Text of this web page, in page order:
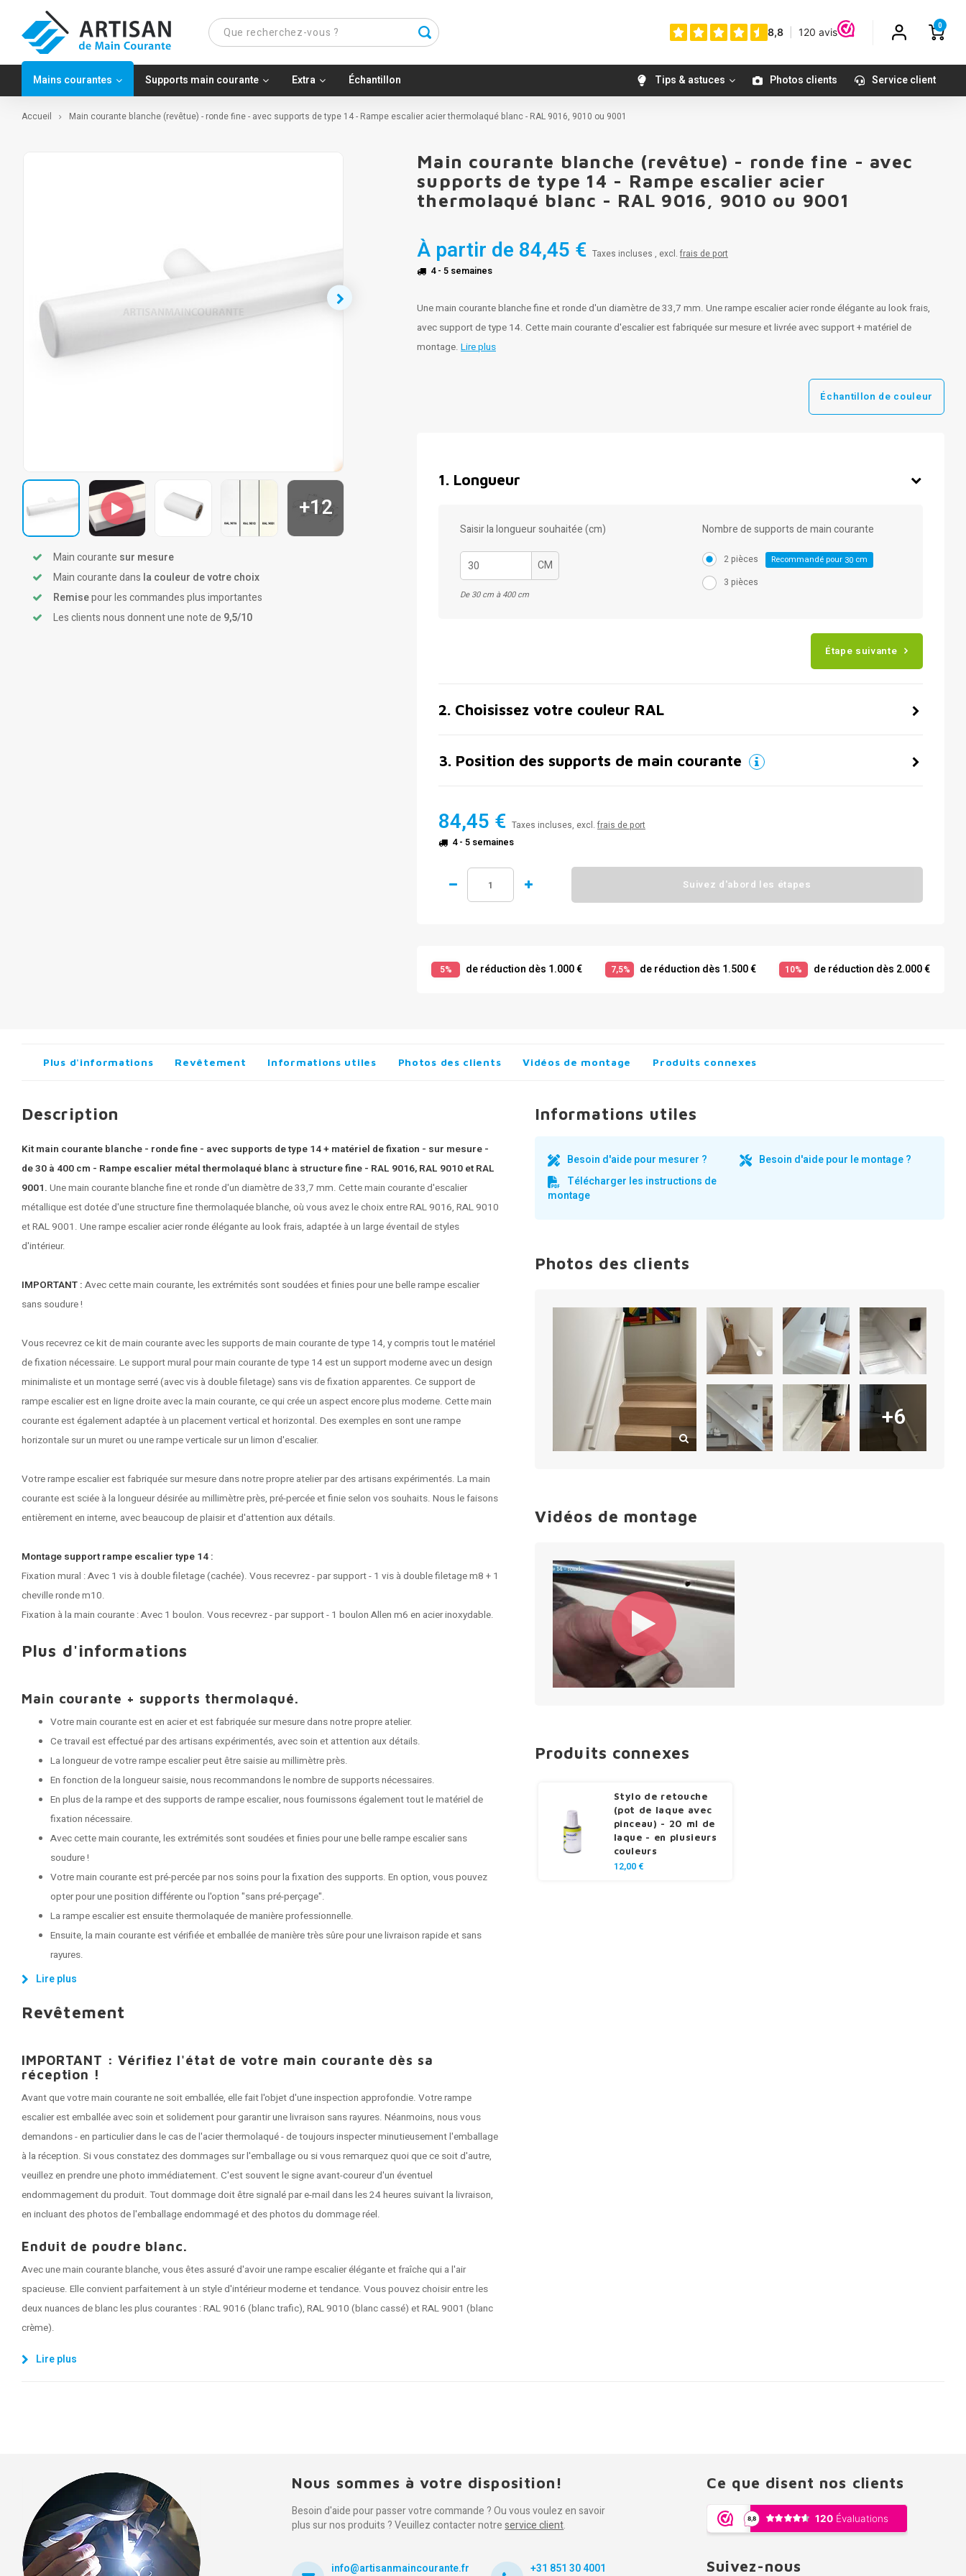
0
Mains courantes Supports main courante Extra Échantillon Tips & astuces Photos clients Service client
Accueil Main courante blanche (revêtue) - ronde fine - avec supports de type 14 - Rampe escalier acier thermolaqué blanc - RAL 9016, 9010 ou 9001
+12
Main courante sur mesure
Main courante dans la couleur de votre choix
Remisepour les commandes plus importantes
Les clients nous donnent une note de 9,5/10
Main courante blanche (revêtue) - ronde fine - avec
supports de type 14 - Rampe escalier acier
thermolaqué blanc - RAL 9016, 9010 ou 9001
À partir de 84,45 € Taxes incluses , excl. frais de port
4 - 5 semaines
Une main courante blanche fine et ronde d'un diamètre de 33,7 mm. Une rampe escalier acier ronde élégante au look frais,
avec support de type 14. Cette main courante d'escalier est fabriquée sur mesure et livrée avec support + matériel de
montage. Lire plus
Échantillon de couleur
1. Longueur
Saisir la longueur souhaitée (cm)
CM
De 30 cm à 400 cm
Nombre de supports de main courante
2 pièces Recommandé pour 30 cm
3 pièces
Étape suivante
2. Choisissez votre couleur RAL
3. Position des supports de main courante
84,45 € Taxes incluses, excl. frais de port
4 - 5 semaines
Suivez d'abord les étapes
5% de réduction dès 1.000 € 7,5% de réduction dès 1.500 € 10% de réduction dès 2.000 €
Plus d'informations Revêtement Informations utiles Photos des clients Vidéos de montage Produits connexes
Description
Kit main courante blanche - ronde fine - avec supports de type 14 + matériel de fixation - sur mesure -
de 30 à 400 cm - Rampe escalier métal thermolaqué blanc à structure fine - RAL 9016, RAL 9010 et RAL
9001. Unemain courante blanchefine et ronde d'un diamètre de 33,7 mm. Cette main courante d'escalier
métallique est dotée d'une structure fine thermolaquée blanche, où vous avez le choix entre RAL 9016, RAL 9010
et RAL 9001. Une rampe escalier acier ronde élégante au look frais, adaptée à un large éventail de styles
d'intérieur.
IMPORTANT : Avec cette main courante, les extrémités sont soudées et finies pour une belle rampe escalier
sans soudure !
Vous recevrez ce kit de main courante avec les supports de main courante de type 14, y compris tout le matériel
de fixation nécessaire. Le support mural pour main courante de type 14 est un support moderne avec un design
minimaliste et un montage serré (avec vis à double filetage) sans vis de fixation apparentes. Ce support de
rampe escalier est en ligne droite avec la main courante, ce qui crée un aspect encore plus moderne. Cette main
courante est également adaptée à un placement vertical et horizontal. Des exemples en sont une rampe
horizontale sur un muret ou une rampe verticale sur un limon d'escalier.
Votre rampe escalier est fabriquée sur mesure dans notre propre atelier par des artisans expérimentés. La main
courante est sciée à la longueur désirée au millimètre près, pré-percée et finie selon vos souhaits. Nous le faisons
entièrement en interne, avec beaucoup de plaisir et d'attention aux détails.
Montage support rampe escalier type 14 :
Fixation mural : Avec 1 vis à double filetage (cachée). Vous recevrez - par support - 1 vis à double filetage m8 + 1
cheville ronde m10.
Fixation à la main courante : Avec 1 boulon. Vous recevrez - par support - 1 boulon Allen m6 en acier inoxydable.
Plus d'informations
Main courante + supports thermolaqué.
Votre main courante est en acier et est fabriquée sur mesure dans notre propre atelier.
Ce travail est effectué par des artisans expérimentés, avec soin et attention aux détails.
La longueur de votre rampe escalier peut être saisie au millimètre près.
En fonction de la longueur saisie, nous recommandons le nombre de supports nécessaires.
En plus de la rampe et des supports de rampe escalier, nous fournissons également tout le matériel de
fixation nécessaire.
Avec cette main courante, les extrémités sont soudées et finies pour une belle rampe escalier sans
soudure !
Votre main courante est pré-percée par nos soins pour la fixation des supports. En option, vous pouvez
opter pour une position différente ou l'option "sans pré-perçage".
La rampe escalier est ensuite thermolaquée de manière professionnelle.
Ensuite, la main courante est vérifiée et emballée de manière très sûre pour une livraison rapide et sans
rayures.
Lire plus
Revêtement
IMPORTANT : Vérifiez l'état de votre main courante dès sa
réception !
Avant que votre main courante ne soit emballée, elle fait l'objet d'une inspection approfondie. Votre rampe
escalier est emballée avec soin et solidement pour garantir une livraison sans rayures. Néanmoins, nous vous
demandons - en particulier dans le cas de l'acier thermolaqué - de toujours inspecter minutieusement l'emballage
à la réception. Si vous constatez des dommages sur l'emballage ou si vous remarquez quoi que ce soit d'autre,
veuillez en prendre une photo immédiatement. C'est souvent le signe avant-coureur d'un éventuel
endommagement du produit. Tout dommage doit être signalé par e-mail dans les 24 heures suivant la livraison,
en incluant des photos de l'emballage endommagé et des photos du dommage réel.
Enduit de poudre blanc.
Avec une main courante blanche, vous êtes assuré d'avoir une rampe escalier élégante et fraîche qui a l'air
spacieuse. Elle convient parfaitement à un style d'intérieur moderne et tendance. Vous pouvez choisir entre les
deux nuances de blanc les plus courantes : RAL 9016 (blanc trafic), RAL 9010 (blanc cassé) et RAL 9001 (blanc
crème).
Lire plus
Informations utiles
Besoin d'aide pour mesurer ?
Besoin d'aide pour le montage ?
Télécharger les instructions de
montage
Photos des clients
+6
Vidéos de montage
Produits connexes
Stylo de retouche
(pot de laque avec
pinceau) - 20 ml de
laque - en plusieurs
couleurs
12,00 €
Nous sommes à votre disposition!
Besoin d'aide pour passer votre commande ? Ou vous voulez en savoir
plus sur nos produits ? Veuillez contacter notreservice client.
info@artisanmaincourante.fr
+31 851 30 4001
Ce que disent nos clients
Suivez-nous